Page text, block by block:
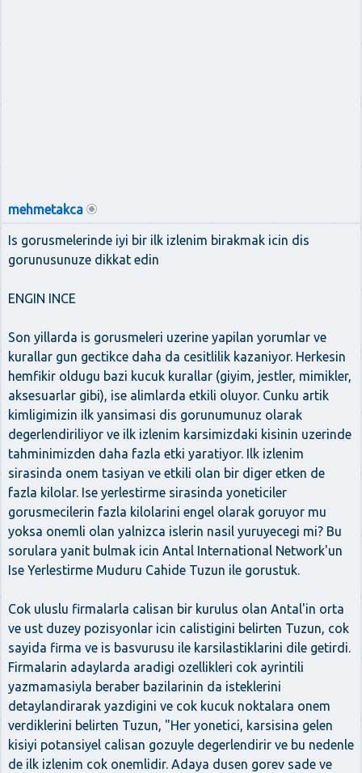
mehmetakca
Is gorusmelerinde iyi bir ilk izlenim birakmak icin dis
gorunusunuze dikkat edin
ENGIN INCE
Son yillarda is gorusmeleri uzerine yapilan yorumlar ve
kurallar gun gectikce daha da cesitlilik kazaniyor. Herkesin
hemfikir oldugu bazi kucuk kurallar (giyim, jestler, mimikler,
aksesuarlar gibi), ise alimlarda etkili oluyor. Cunku artik
kimligimizin ilk yansimasi dis gorunumunuz olarak
degerlendiriliyor ve ilk izlenim karsimizdaki kisinin uzerinde
tahminimizden daha fazla etki yaratiyor. Ilk izlenim
sirasinda onem tasiyan ve etkili olan bir diger etken de
fazla kilolar. Ise yerlestirme sirasinda yoneticiler
gorusmecilerin fazla kilolarini engel olarak goruyor mu
yoksa onemli olan yalnizca islerin nasil yuruyecegi mi? Bu
sorulara yanit bulmak icin Antal International Network'un
Ise Yerlestirme Muduru Cahide Tuzun ile gorustuk.
Cok uluslu firmalarla calisan bir kurulus olan Antal'in orta
ve ust duzey pozisyonlar icin calistigini belirten Tuzun, cok
sayida firma ve is basvurusu ile karsilastiklarini dile getirdi.
Firmalarin adaylarda aradigi ozellikleri cok ayrintili
yazmamasiyla beraber bazilarinin da isteklerini
detaylandirarak yazdigini ve cok kucuk noktalara onem
verdiklerini belirten Tuzun, "Her yonetici, karsisina gelen
kisiyi potansiyel calisan gozuyle degerlendirir ve bu nedenle
de ilk izlenim cok onemlidir. Adaya dusen gorev sade ve